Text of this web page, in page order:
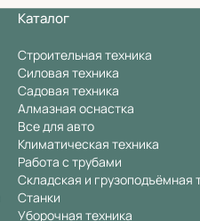
Каталог
Строительная техника
Силовая техника
Садовая техника
Алмазная оснастка
Все для авто
Климатическая техника
Работа с трубами
Складская и грузоподъёмная
Станки
Уборочная техника